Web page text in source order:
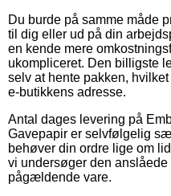
Du burde på samme måde
til dig eller ud på din
en kende mere
ukompliceret. Den billigste
selv at hente pakken,
e-butikkens adresse.
Antal dages levering på
Gavepapir er selvfølgelig
behøver din ordre lige om
vi undersøger den
pågældende vare.